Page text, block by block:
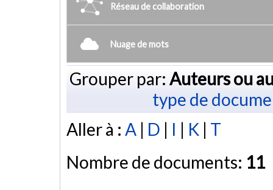
Réseau de collaboration
Nuage de mots
Grouper par: Auteurs ou
type de
Aller à : A | D | I | K | T
Nombre de documents: 11